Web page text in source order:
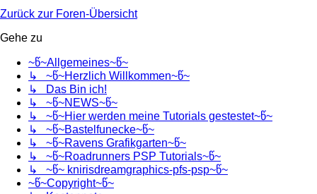
Zurück zur Foren-Übersicht
Gehe zu
~წ~Allgemeines~წ~
↳ ~წ~Herzlich Willkommen~წ~
↳ Das Bin ich!
↳ ~წ~NEWS~წ~
↳ ~წ~Hier werden meine Tutorials gestestet~წ~
↳ ~წ~Bastelfunecke~წ~
↳ ~წ~Ravens Grafikgarten~წ~
↳ ~წ~Roadrunners PSP Tutorials~წ~
↳ ~წ~ knirisdreamgraphics-pfs-psp~წ~
~წ~Copyright~წ~